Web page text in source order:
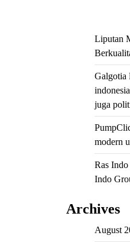
Liputan
Galgotia
juga
modern
Ras
Indo
Archives
August